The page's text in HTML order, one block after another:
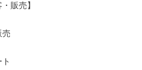
販売】
売